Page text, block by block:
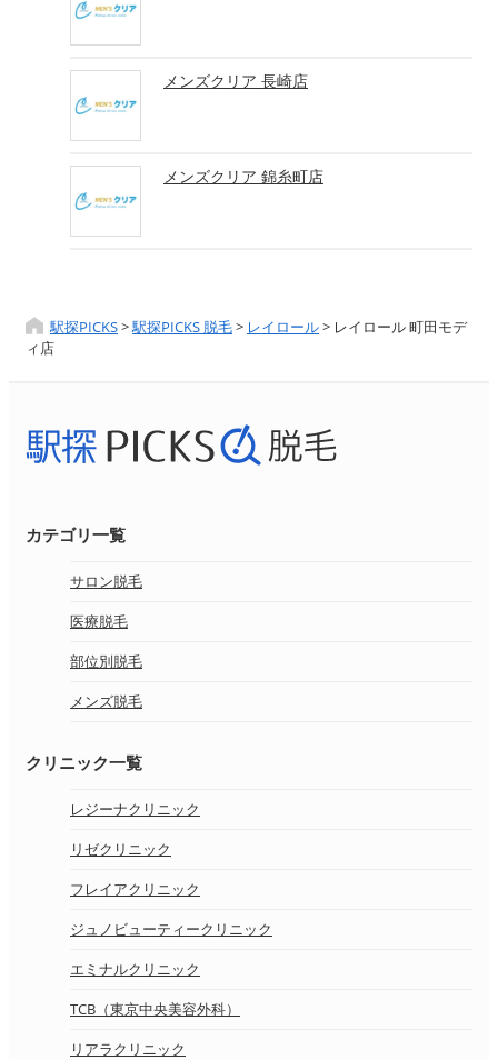
メンズクリア 長崎店
メンズクリア 錦糸町店
駅探PICKS>駅探PICKS 脱毛> レイロール> レイロール 町田モデ
ィ店
カテゴリ一覧
サロン脱毛
医療脱毛
部位別脱毛
メンズ脱毛
クリニック一覧
レジーナクリニック
リゼクリニック
フレイアクリニック
ジュノビューティークリニック
エミナルクリニック
TCB（東京中央美容外科）
リアラクリニック